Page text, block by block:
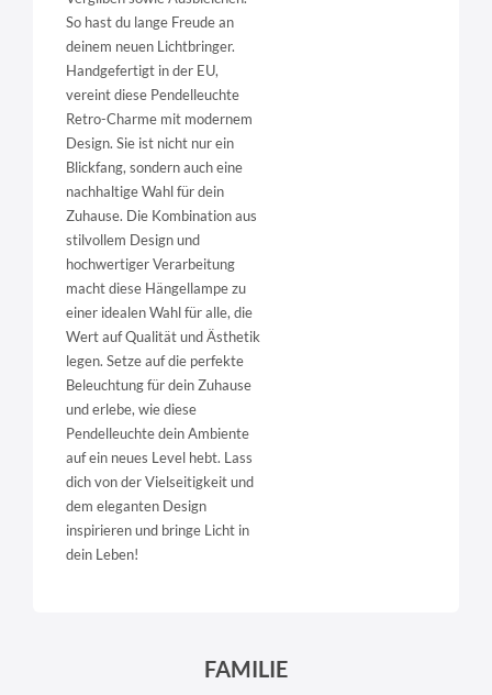
So hast du lange Freude an
deinem neuen Lichtbringer.
Handgefertigt in der EU,
vereint diese Pendelleuchte
Retro-Charme mit modernem
Design. Sie ist nicht nur ein
Blickfang, sondern auch eine
nachhaltige Wahl für dein
Zuhause. Die Kombination aus
stilvollem Design und
hochwertiger Verarbeitung
macht diese Hängellampe zu
einer idealen Wahl für alle, die
Wert auf Qualität und Ästhetik
legen. Setze auf die perfekte
Beleuchtung für dein Zuhause
und erlebe, wie diese
Pendelleuchte dein Ambiente
auf ein neues Level hebt. Lass
dich von der Vielseitigkeit und
dem eleganten Design
inspirieren und bringe Licht in
dein Leben!
FAMILIE